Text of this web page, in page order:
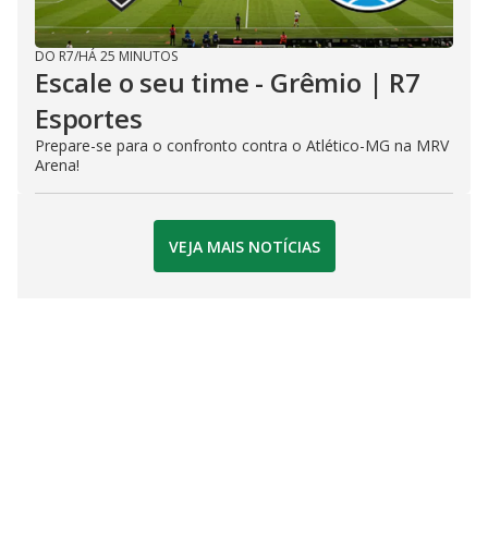
DO R7/HÁ 25 MINUTOS
Escale o seu time - Grêmio | R7
Esportes
Prepare-se para o confronto contra o Atlético-MG na MRV
Arena!
VEJA MAIS NOTÍCIAS